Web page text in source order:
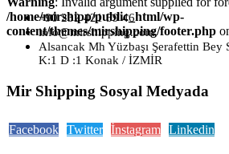
+90 232 421 59 46
info@mirshipping.com
Alsancak Mh Yüzbaşı Şerafettin Bey
K:1 D :1 Konak / İZMİR
Mir Shipping Sosyal Medyada
Facebook Twitter İnstagram Linkedin
/home/mirshipp/public_html/wp-
content/themes/mirshipping/footer.php